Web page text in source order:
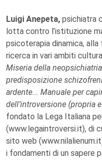
Luigi Anepeta, psichiatra
lotta contro l’istituzione
psicoterapia dinamica,
ricerca in vari ambiti
Miseria della
predisposizione
ardente... Manuale per
dell’introversione (propria
fondato la Lega Italiana
(www.legaintroversi.it), di
sito web
i fondamenti di un sapere